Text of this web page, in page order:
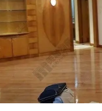
业主放盘
豪宅报告
豪宅资讯